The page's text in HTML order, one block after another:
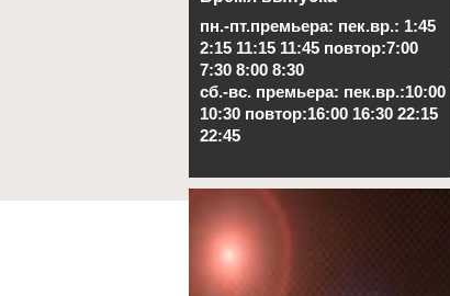
пн.-пт.премьера: пек.вр.: 1:45
2:15 11:15 11:45 повтор:7:00
7:30 8:00 8:30
сб.-вс. премьера: пек.вр.:10:00
10:30 повтор:16:00 16:30 22:15
22:45